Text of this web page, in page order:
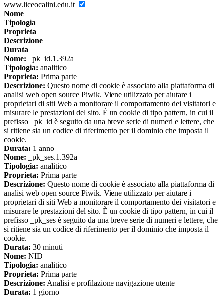
www.liceocalini.edu.it
Nome
Tipologia
Proprieta
Descrizione
Durata
Nome: _pk_id.1.392a
Tipologia: analitico
Proprieta: Prima parte
Descrizione: Questo nome di cookie è associato alla piattaforma di
analisi web open source Piwik. Viene utilizzato per aiutare i
proprietari di siti Web a monitorare il comportamento dei visitatori e
misurare le prestazioni del sito. È un cookie di tipo pattern, in cui il
prefisso _pk_id è seguito da una breve serie di numeri e lettere, che
si ritiene sia un codice di riferimento per il dominio che imposta il
cookie.
Durata: 1 anno
Nome: _pk_ses.1.392a
Tipologia: analitico
Proprieta: Prima parte
Descrizione: Questo nome di cookie è associato alla piattaforma di
analisi web open source Piwik. Viene utilizzato per aiutare i
proprietari di siti Web a monitorare il comportamento dei visitatori e
misurare le prestazioni del sito. È un cookie di tipo pattern, in cui il
prefisso _pk_ses è seguito da una breve serie di numeri e lettere, che
si ritiene sia un codice di riferimento per il dominio che imposta il
cookie.
Durata: 30 minuti
Nome: NID
Tipologia: analitico
Proprieta: Prima parte
Descrizione: Analisi e profilazione navigazione utente
Durata: 1 giorno